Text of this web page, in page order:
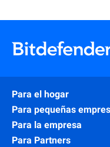
Para el hogar
Para pequeñas
Para la empresa
Para Partners